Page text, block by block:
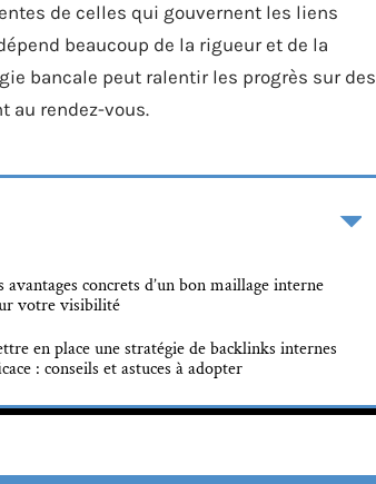
de celles qui gouvernent les liens
beaucoup de la rigueur et de la
bancale peut ralentir les progrès sur des
au rendez-vous.
avantages concrets d’un bon maillage interne
votre visibilité
en place une stratégie de backlinks internes
: conseils et astuces à adopter